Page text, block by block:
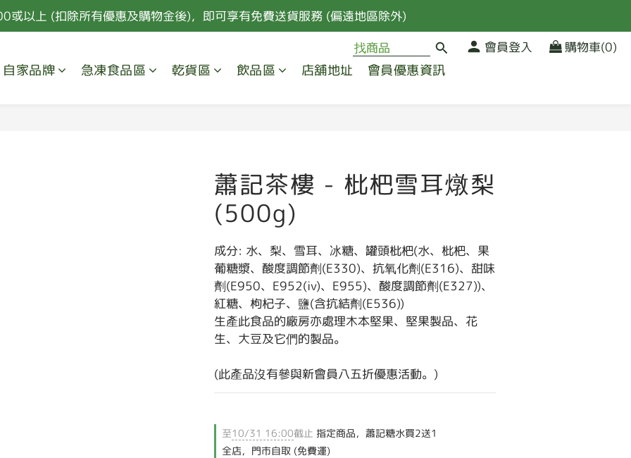
或以上 (扣除所有優惠及購物金後)，即可享有免費送貨服務 (偏遠地區除外)
或以上 (扣除所有優惠及購物金後)，即可享有免費送貨服務 (偏遠地區除外)
新會員首次消費 85折優惠 (特價，套餐及指定食材除外)
會員登入 購物車(0)
自家品牌 急凍食品區 乾貨區 飲品區 店舖地址 會員優惠資訊
蕭記茶樓 - 枇杷雪耳燉梨
(500g)
成分: 水、梨、雪耳、冰糖、罐頭枇杷(水、枇杷、果
葡糖漿、酸度調節劑(E330)、抗氧化劑(E316)、甜味
劑(E950、E952(iv)、E955)、酸度調節劑(E327))、
紅糖、枸杞子、鹽(含抗結劑(E536))
生產此食品的廠房亦處理木本堅果、堅果製品、花
生、大豆及它們的製品。
(此產品沒有參與新會員八五折優惠活動。)
至10/31 16:00截止 指定商品，蕭記糖水買2送1
全店，門市自取 (免費運)